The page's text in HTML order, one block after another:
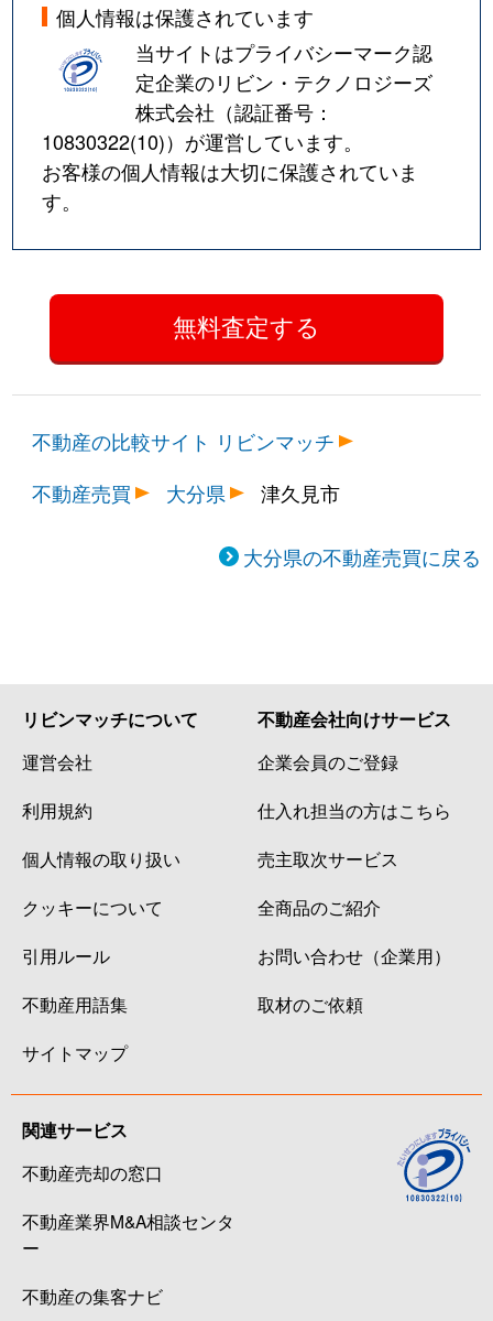
個人情報は保護されています
当サイトはプライバシーマーク認
定企業のリビン・テクノロジーズ
株式会社（認証番号：
10830322(10)）が運営しています。
お客様の個人情報は大切に保護されていま
す。
不動産の比較サイト リビンマッチ
不動産売買
大分県 津久見市
大分県の不動産売買に戻る
リビンマッチについて
運営会社
利用規約
個人情報の取り扱い
クッキーについて
引用ルール
不動産用語集
サイトマップ
不動産会社向けサービス
企業会員のご登録
仕入れ担当の方はこちら
売主取次サービス
全商品のご紹介
お問い合わせ（企業用）
取材のご依頼
関連サービス
不動産売却の窓口
不動産業界M&A相談センタ
ー
不動産の集客ナビ